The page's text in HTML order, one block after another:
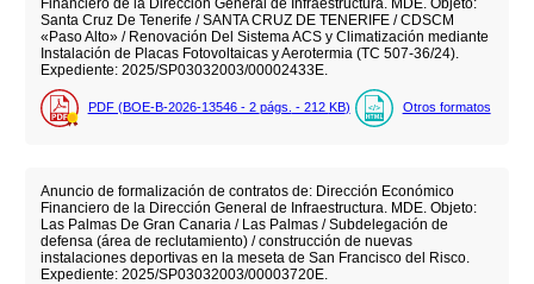
Santa Cruz De Tenerife / SANTA CRUZ DE TENERIFE / CDSCM
«Paso Alto» / Renovación Del Sistema ACS y Climatización mediante
Instalación de Placas Fotovoltaicas y Aerotermia (TC 507-36/24).
Expediente: 2025/SP03032003/00002433E.
PDF (BOE-B-2026-13546 - 2 págs. - 212 KB) Otros formatos
Anuncio de formalización de contratos de: Dirección Económico
Financiero de la Dirección General de Infraestructura. MDE. Objeto:
Las Palmas De Gran Canaria / Las Palmas / Subdelegación de
defensa (área de reclutamiento) / construcción de nuevas
instalaciones deportivas en la meseta de San Francisco del Risco.
Expediente: 2025/SP03032003/00003720E.